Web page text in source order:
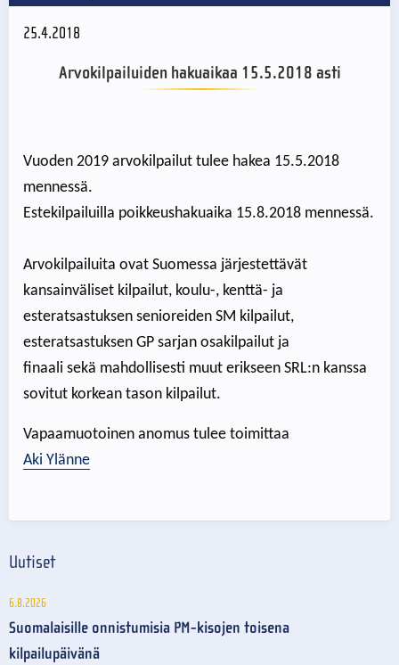
25.4.2018
Arvokilpailuiden hakuaikaa 15.5.2018 asti
Vuoden 2019 arvokilpailut tulee hakea 15.5.2018
mennessä.
Estekilpailuilla poikkeushakuaika 15.8.2018 mennessä.
Arvokilpailuita ovat Suomessa järjestettävät
kansainväliset kilpailut, koulu-, kenttä- ja
esteratsastuksen senioreiden SM kilpailut,
esteratsastuksen GP sarjan osakilpailut ja
finaali sekä mahdollisesti muut erikseen SRL:n kanssa
sovitut korkean tason kilpailut.
Vapaamuotoinen anomus tulee toimittaa
Aki Ylänne
Uutiset
6.8.2026
Suomalaisille onnistumisia PM-kisojen toisena
kilpailupäivänä